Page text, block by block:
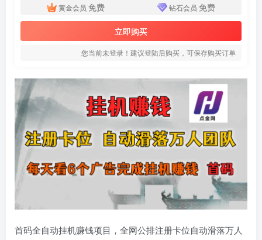
黄金会员 免费 钻石会员 免费
立即购买
您当前未登录！建议登陆后购买，可保存购买订单
首码全自动挂机赚钱项目，全网公排注册卡位自动滑落万人